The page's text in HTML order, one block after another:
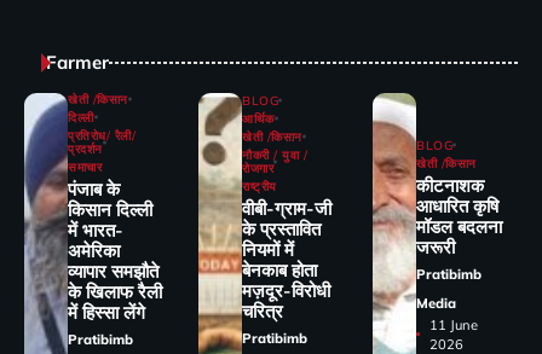
Farmer
खेती /किसान
दिल्ली
प्रतिरोध/ रैली/
प्रदर्शन
समाचार
पंजाब के
किसान दिल्ली
में भारत-
अमेरिका
व्यापार समझौते
के खिलाफ रैली
में हिस्सा लेंगे
Pratibimb
BLOG
आर्थिक
खेती /किसान
नौकरी / युवा /
रोजगार
राष्ट्रीय
वीबी-ग्राम-जी
के प्रस्तावित
नियमों में
बेनकाब होता
मज़दूर-विरोधी
चरित्र
Pratibimb
BLOG
खेती /किसान
कीटनाशक
आधारित कृषि
मॉडल बदलना
जरूरी
Pratibimb
Media
11 June
2026